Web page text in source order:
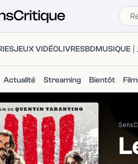
JEUX VIDÉOLIVRESBDMUSIQUE
Actualité Streaming Bientôt